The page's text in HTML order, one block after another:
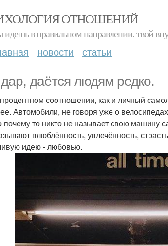
ОТНОШЕНИЙ
идешь в правильном направлении. твой
новости статьи
даётся людям редко.
соотношении, как и личный
Автомобили, не говоря уже о
почему то никто не называет свою машину
влюблённость, увлечённость,
идею - любовью.